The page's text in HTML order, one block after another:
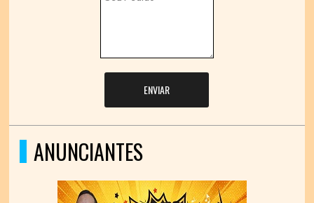
ENVIAR
ANUNCIANTES